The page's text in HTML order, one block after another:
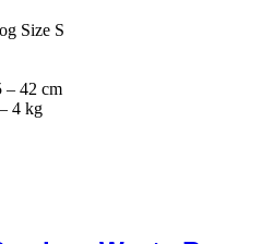
Size S
– 42 cm
4 kg